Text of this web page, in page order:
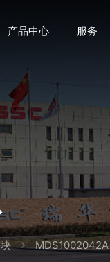
产品中心 服务
MDS1002042A